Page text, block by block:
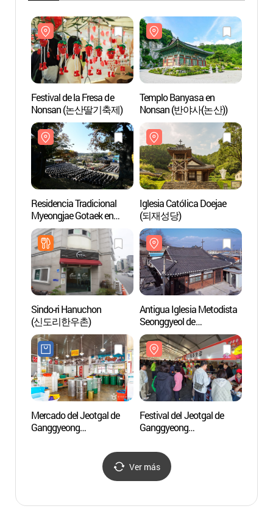
Festival de la Fresa de
Nonsan (논산딸기축제)
Templo Banyasa en
Nonsan (반야사(논산))
Residencia Tradicional
Myeongjae Gotaek en
Nonsan (논산명재고택)
Iglesia Católica Doejae
(되재성당)
Sindo-ri Hanuchon
(신도리한우촌)
Antigua Iglesia Metodista
Seonggyeol de
Ganggyeong (구
강경성결교회 예배당)
Mercado del Jeotgal de
Ganggyeong
Festival del Jeotgal de
Ganggyeong
Ver más